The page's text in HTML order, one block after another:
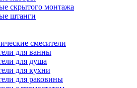
скрытого монтажа
штанги
смесители
для ванны
для душа
для кухни
для раковины